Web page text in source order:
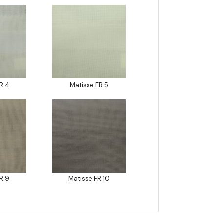
4 Matisse FR 5
9 Matisse FR 10